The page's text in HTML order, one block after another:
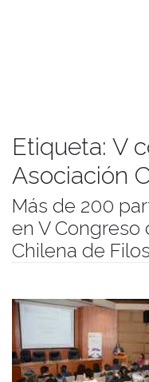
Etiqueta: V
Asociación
Más de 200
en V Congreso
Chilena de